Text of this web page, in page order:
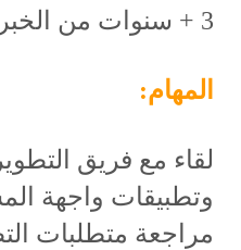
3 + سنوات من الخبرة في التطوير
المهام:
لقاء مع فريق
وتطبيقات واجهة
مراجعة متطلبات